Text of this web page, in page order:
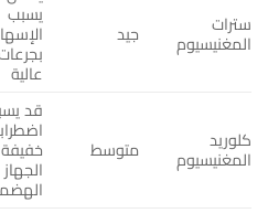
سترات
المغنيسيوم
جيد
يسبب
عالية
كلوريد
المغنيسيوم
متوسط
قد
الجهاز